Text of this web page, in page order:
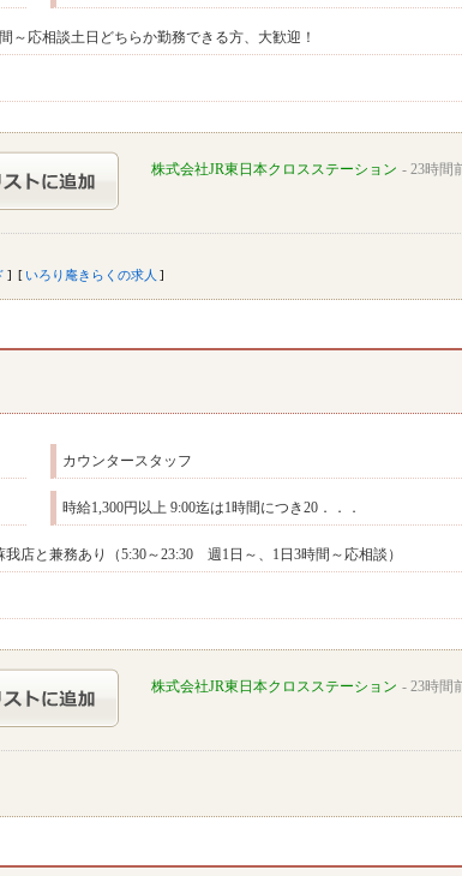
～応相談土日どちらか勤務できる方、大歓迎！
株式会社JR東日本クロスステーション 23時間
いろり庵きらくの求人
カウンタースタッフ
時給1,300円以上 9:00迄は1時間につき20．．．
店と兼務あり（5:30～23:30 週1日～、1日3時間～応相談）
株式会社JR東日本クロスステーション 23時間